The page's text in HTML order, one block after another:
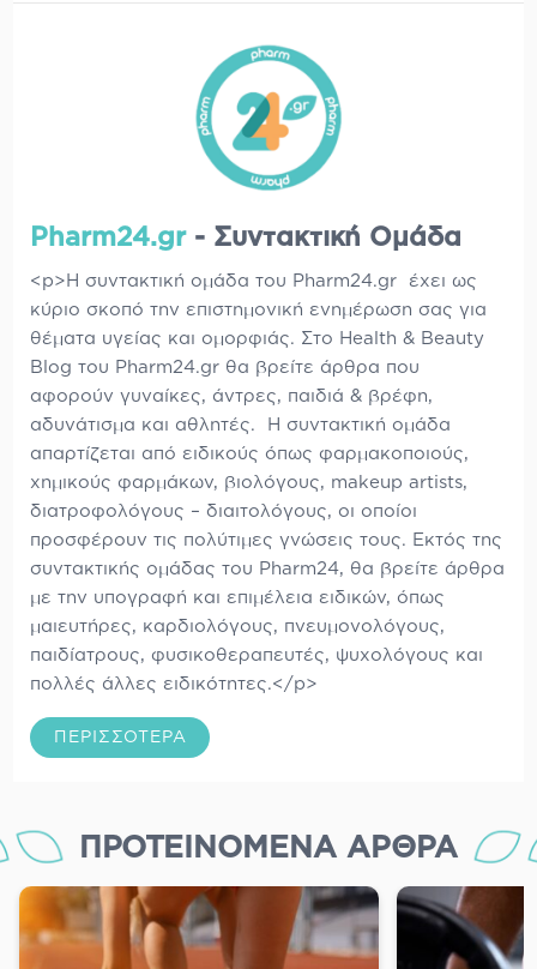
Pharm24.gr - Συντακτική Ομάδα
<p>Η συντακτική ομάδα του Pharm24.gr έχει ως
κύριο σκοπό την επιστημονική ενημέρωση σας για
θέματα υγείας και ομορφιάς. Στο Health & Beauty
Blog του Pharm24.gr θα βρείτε άρθρα που
αφορούν γυναίκες, άντρες, παιδιά & βρέφη,
αδυνάτισμα και αθλητές. Η συντακτική ομάδα
απαρτίζεται από ειδικούς όπως φαρμακοποιούς,
χημικούς φαρμάκων, βιολόγους, makeup artists,
διατροφολόγους – διαιτολόγους, οι οποίοι
προσφέρουν τις πολύτιμες γνώσεις τους. Εκτός της
συντακτικής ομάδας του Pharm24, θα βρείτε άρθρα
με την υπογραφή και επιμέλεια ειδικών, όπως
μαιευτήρες, καρδιολόγους, πνευμονολόγους,
παιδίατρους, φυσικοθεραπευτές, ψυχολόγους και
πολλές άλλες ειδικότητες.</p>
ΠΕΡΙΣΣΌΤΕΡΑ
ΠΡΟΤΕΙΝΌΜΕΝΑ ΆΡΘΡΑ